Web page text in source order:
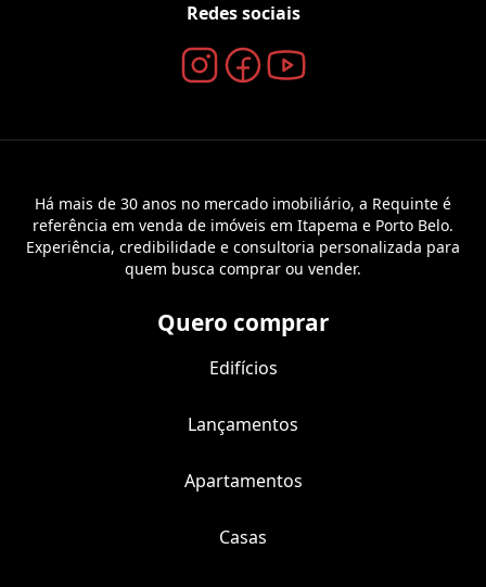
Redes sociais
Há mais de 30 anos no mercado imobiliário, a Requinte é
referência em venda de imóveis em Itapema e Porto Belo.
Experiência, credibilidade e consultoria personalizada para
quem busca comprar ou vender.
Quero comprar
Edifícios
Lançamentos
Apartamentos
Casas